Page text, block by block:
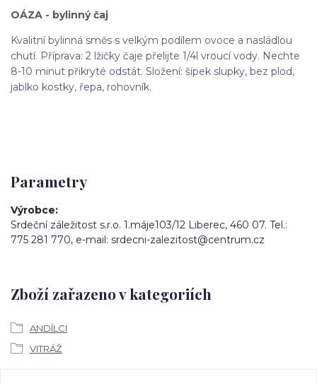
OÁZA - bylinný čaj
Kvalitní bylinná směs s velkým podílem ovoce a nasládlou
chutí. Příprava: 2 lžičky čaje přelijte 1/4l vroucí vody. Nechte
8-10 minut přikryté odstát. Složení: šípek slupky, bez plod,
jablko kostky, řepa, rohovník.
Parametry
Výrobce
Srdeční záležitost s.r.o. 1.máje103/12 Liberec, 460 07. Tel.:
775 281 770, e-mail: srdecni-zalezitost@centrum.cz
Zboží zařazeno v kategoriích
ANDÍLCI
VITRÁŽ